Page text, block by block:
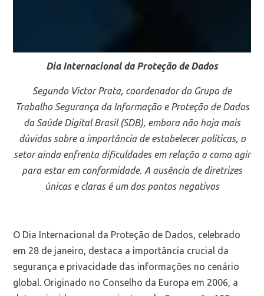
Dia Internacional da Proteção de Dados
Segundo Victor Prata, coordenador do Grupo de
Trabalho Segurança da Informação e Proteção de Dados
da Saúde Digital Brasil (SDB), embora não haja mais
dúvidas sobre a importância de estabelecer políticas, o
setor ainda enfrenta dificuldades em relação a como agir
para estar em conformidade. A ausência de diretrizes
únicas e claras é um dos pontos negativos
O Dia Internacional da Proteção de Dados, celebrado
em 28 de janeiro, destaca a importância crucial da
segurança e privacidade das informações no cenário
global. Originado no Conselho da Europa em 2006, a